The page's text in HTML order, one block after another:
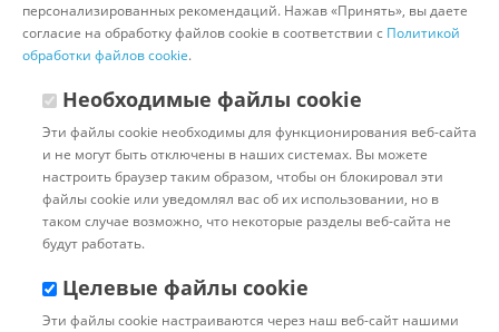
Другие товары Janeke
персонализированных рекомендаций. Нажав «Принять», вы даете
согласие на обработку файлов cookie в соответствии с Политикой
обработки файлов cookie.
Необходимые файлы cookie
Эти файлы cookie необходимы для функционирования веб-сайта
и не могут быть отключены в наших системах. Вы можете
настроить браузер таким образом, чтобы он блокировал эти
файлы cookie или уведомлял вас об их использовании, но в
таком случае возможно, что некоторые разделы веб-сайта не
будут работать.
Целевые файлы cookie
Эти файлы cookie настраиваются через наш веб-сайт нашими